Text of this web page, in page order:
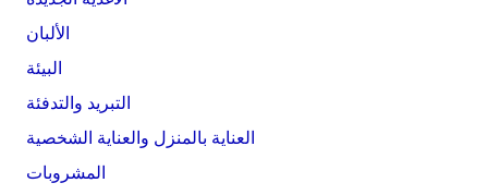
الألبان
البيئة
التبريد والتدفئة
العناية بالمنزل والعناية الشخصية
المشروبات